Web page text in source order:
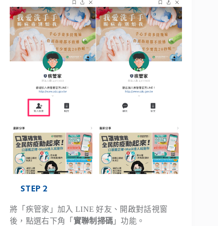
STEP 2
將「疾管家」加入 LINE 好友、開啟對話視窗
後，點選右下角「 實聯制掃碼 」功能。